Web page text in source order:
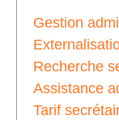
Gestion
Recherche
Assistance
Tarif